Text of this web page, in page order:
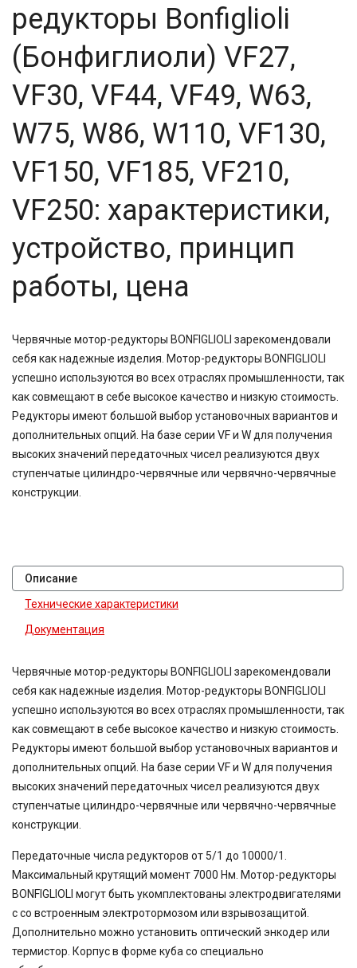
редукторы Bonfiglioli
(Бонфиглиоли) VF27,
VF30, VF44, VF49, W63,
W75, W86, W110, VF130,
VF150, VF185, VF210,
VF250: характеристики,
устройство, принцип
работы, цена
Червячные мотор-редукторы BONFIGLIOLI зарекомендовали
себя как надежные изделия. Мотор-редукторы BONFIGLIOLI
успешно используются во всех отраслях промышленности, так
как совмещают в себе высокое качество и низкую стоимость.
Редукторы имеют большой выбор установочных вариантов и
дополнительных опций. На базе серии VF и W для получения
высоких значений передаточных чисел реализуются двух
ступенчатые цилиндро-червячные или червячно-червячные
конструкции.
Описание
Технические характеристики
Документация
Червячные мотор-редукторы BONFIGLIOLI зарекомендовали
себя как надежные изделия. Мотор-редукторы BONFIGLIOLI
успешно используются во всех отраслях промышленности, так
как совмещают в себе высокое качество и низкую стоимость.
Редукторы имеют большой выбор установочных вариантов и
дополнительных опций. На базе серии VF и W для получения
высоких значений передаточных чисел реализуются двух
ступенчатые цилиндро-червячные или червячно-червячные
конструкции.
Передаточные числа редукторов от 5/1 до 10000/1.
Максимальный крутящий момент 7000 Нм. Мотор-редукторы
BONFIGLIOLI могут быть укомплектованы электродвигателями
с со встроенным электротормозом или взрывозащитой.
Дополнительно можно установить оптический энкодер или
термистор. Корпус в форме куба со специально